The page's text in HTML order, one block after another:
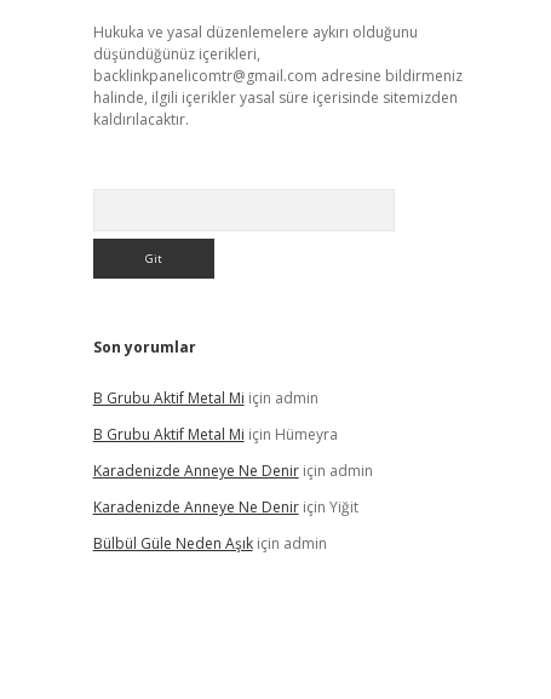
Hukuka ve yasal düzenlemelere aykırı olduğunu
düşündüğünüz içerikleri,
backlinkpanelicomtr@gmail.com adresine bildirmeniz
halinde, ilgili içerikler yasal süre içerisinde sitemizden
kaldırılacaktır.
Son yorumlar
B Grubu Aktif Metal Mi için admin
B Grubu Aktif Metal Mi için Hümeyra
Karadenizde Anneye Ne Deniriçin admin
Karadenizde Anneye Ne Deniriçin Yiğit
Bülbül Güle Neden Aşıkiçin admin